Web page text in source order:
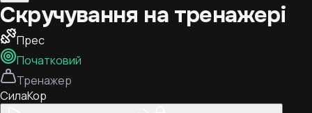
Скручування на тренажері
Прес
Початковий
Тренажер
СилаКор